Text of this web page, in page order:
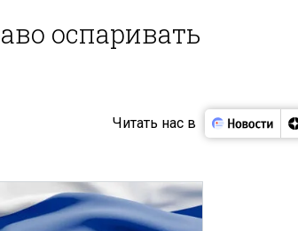
оспаривать
Читать нас в